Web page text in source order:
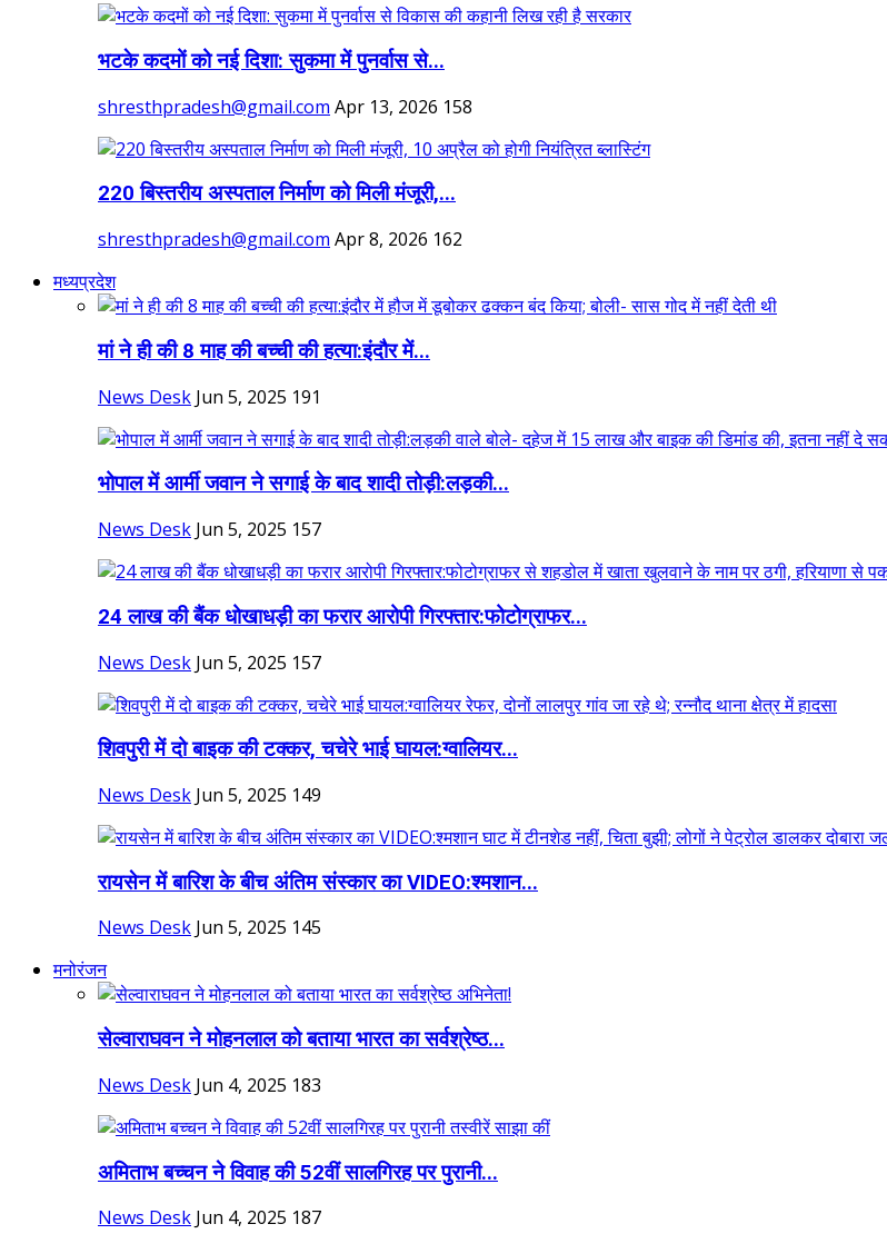
भटके कदमों को नई दिशा: सुकमा में पुनर्वास से...
shresthpradesh@gmail.com Apr 13, 2026 158
220 बिस्तरीय अस्पताल निर्माण को मिली मंजूरी,...
shresthpradesh@gmail.com Apr 8, 2026 162
मध्यप्रदेश
मां ने ही की 8 माह की बच्ची की हत्या:इंदौर में...
News Desk Jun 5, 2025 191
भोपाल में आर्मी जवान ने सगाई के बाद शादी तोड़ी:लड़की...
News Desk Jun 5, 2025 157
24 लाख की बैंक धोखाधड़ी का फरार आरोपी गिरफ्तार:फोटोग्राफर...
News Desk Jun 5, 2025 157
शिवपुरी में दो बाइक की टक्कर, चचेरे भाई घायल:ग्वालियर...
News Desk Jun 5, 2025 149
रायसेन में बारिश के बीच अंतिम संस्कार का VIDEO:श्मशान...
News Desk Jun 5, 2025 145
मनोरंजन
सेल्वाराघवन ने मोहनलाल को बताया भारत का सर्वश्रेष्ठ...
News Desk Jun 4, 2025 183
अमिताभ बच्चन ने विवाह की 52वीं सालगिरह पर पुरानी...
News Desk Jun 4, 2025 187